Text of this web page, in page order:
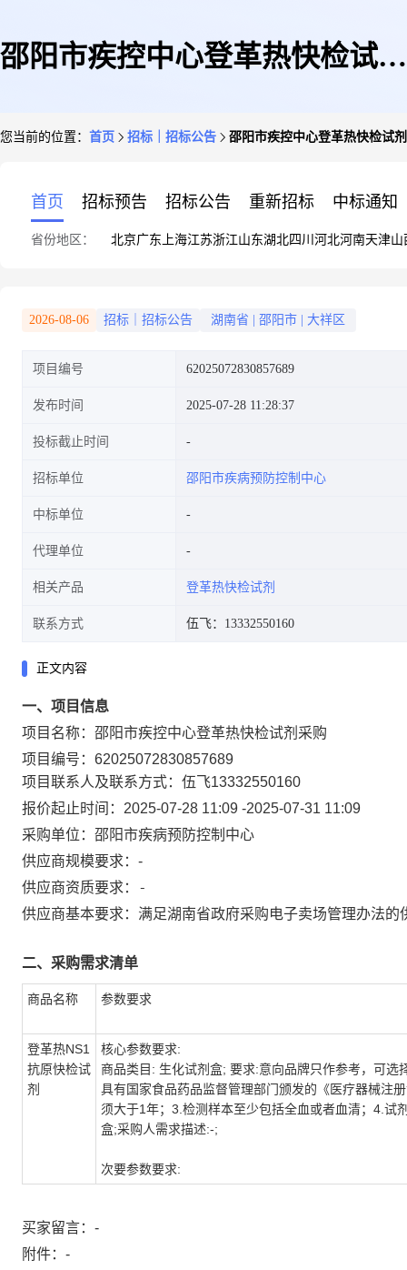
邵阳市疾控中心登革热快检试剂
您当前的位置： 首页 招标｜招标公告 邵阳市疾控中心登革热快检试
首页 招标预告 招标公告 重新招标 中标通知
省份地区： 北京广东 上海江苏浙江山东湖北四川 河北河南天津山
2026-08-06 招标｜招标公告 湖南省 邵阳市 大祥区
项目编号 62025072830857689
发布时间 2025-07-28 11:28:37
投标截止时间
招标单位 邵阳市疾病预防控制中心
中标单位
代理单位
相关产品 登革热快检试剂
联系方式 伍飞：13332550160
正文内容
一、项目信息
项目名称： 邵阳市疾控中心登革热快检试剂采购
项目编号： 62025072830857689
项目联系人及联系方式： 伍飞13332550160
报价起止时间： 2025-07-28 11:09 -2025-07-31 11:09
采购单位： 邵阳市疾病预防控制中心
供应商规模要求： -
供应商资质要求：
-
供应商基本要求：满足湖南省政府采购电子卖场管理办法的
二、采购需求清单
商品名称 参数要求
登革热NS1
抗原快检试
剂
核心参数要求:
商品类目: 生化试剂盒; 要求:意向品牌只作参考，可选
具有国家食品药品监督管理部门颁发的《医疗器械注
须大于1年；3.检测样本至少包括全血或者血清；4.试
盒;采购人需求描述:-;
次要参数要求:
买家留言：-
附件： -